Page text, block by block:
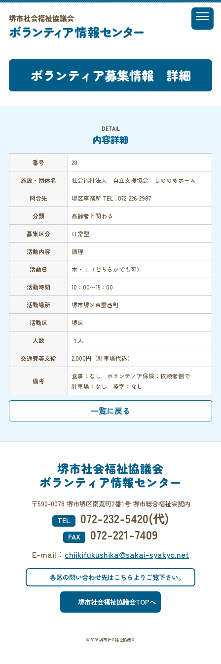
t
o
l
a
i
MENU
ボランティア募集情報 詳細
DETAIL
内容詳細
番号 28
施設・団体名 社会福祉法人 自立支援協会 しののめホーム
問合先 堺区事務所 TEL : 072-226-2987
分類 高齢者と関わる
募集区分 日常型
活動内容 調理
活動日 木・土（どちらかでも可）
活動時間 10：00〜15：00
活動場所 堺市堺区東雲西町
活動区 堺区
人数 １人
交通費等支給 2,000円（駐車場代込）
備考
食事：なし ボランティア保険：依頼者側で
駐車場：なし 控室：なし
堺市社会福祉協議会
ボランティア情報センター
〒590-0078 堺市堺区南瓦町2番1号 堺市総合福祉会館内
TEL
072-232-5420(代)
FAX 072-221-7409
E-mail： chiikifukushika@sakai-syakyo.net
各区の問い合わせ先はこちらよりご覧下さい。
堺市社会福祉協議会TOPへ
© 2026 堺市社会福祉協議会